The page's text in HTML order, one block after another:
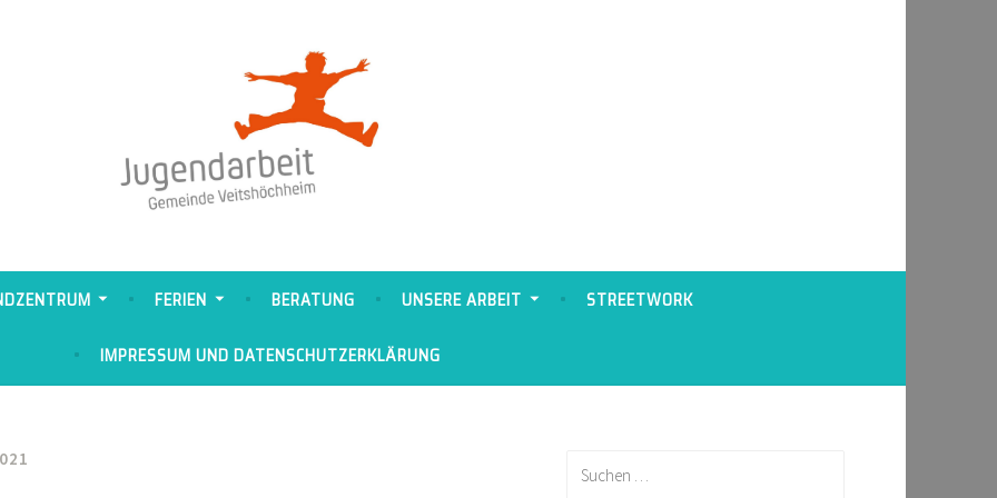
Veitshöchheim
FERIEN BERATUNG UNSERE ARBEIT STREETWORK
IMPRESSUM UND DATENSCHUTZERKLÄRUNG
Suchen
nach: